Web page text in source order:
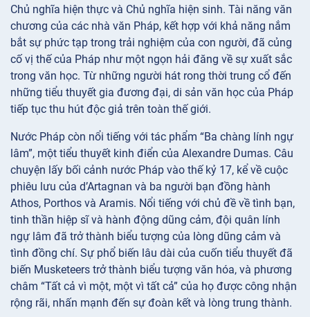
Chủ nghĩa hiện thực và Chủ nghĩa hiện sinh. Tài năng văn
chương của các nhà văn Pháp, kết hợp với khả năng nắm
bắt sự phức tạp trong trải nghiệm của con người, đã củng
cố vị thế của Pháp như một ngọn hải đăng về sự xuất sắc
trong văn học. Từ những người hát rong thời trung cổ đến
những tiểu thuyết gia đương đại, di sản văn học của Pháp
tiếp tục thu hút độc giả trên toàn thế giới.
Nước Pháp còn nổi tiếng với tác phẩm “Ba chàng lính ngự
lâm”, một tiểu thuyết kinh điển của Alexandre Dumas. Câu
chuyện lấy bối cảnh nước Pháp vào thế kỷ 17, kể về cuộc
phiêu lưu của d’Artagnan và ba người bạn đồng hành
Athos, Porthos và Aramis. Nổi tiếng với chủ đề về tình bạn,
tinh thần hiệp sĩ và hành động dũng cảm, đội quân lính
ngự lâm đã trở thành biểu tượng của lòng dũng cảm và
tình đồng chí. Sự phổ biến lâu dài của cuốn tiểu thuyết đã
biến Musketeers trở thành biểu tượng văn hóa, và phương
châm “Tất cả vì một, một vì tất cả” của họ được công nhận
rộng rãi, nhấn mạnh đến sự đoàn kết và lòng trung thành.